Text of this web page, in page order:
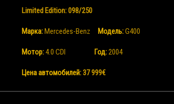
Limited Edition: 098/250
Марка:Mercedes-Benz Mодель:G400
Мотор:4.0 CDI Год:2004
Цена автомобилей:37 999€